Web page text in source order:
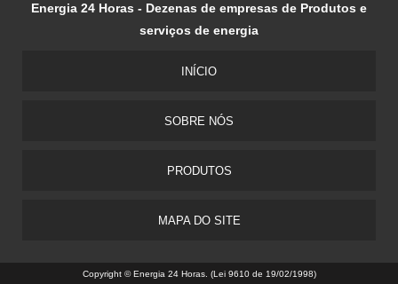
Energia 24 Horas - Dezenas de empresas de Produtos e
serviços de energia
INÍCIO
SOBRE NÓS
PRODUTOS
MAPA DO SITE
Copyright © Energia 24 Horas. (Lei 9610 de 19/02/1998)